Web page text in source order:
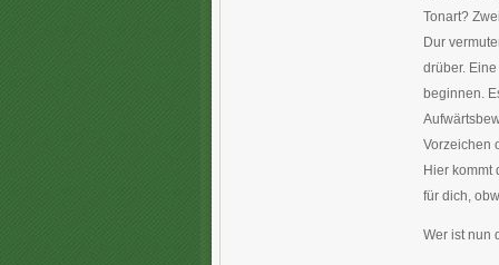
Tonart?
Dur
drüber.
beginnen.
Vorzeichen
Hier kommt
für dich,
Wer ist nun